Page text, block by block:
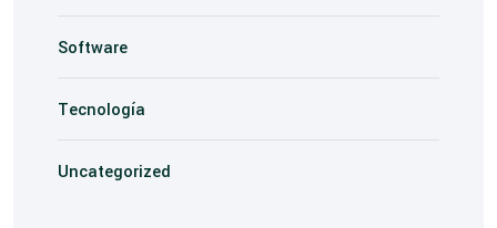
Software
Tecnología
Uncategorized